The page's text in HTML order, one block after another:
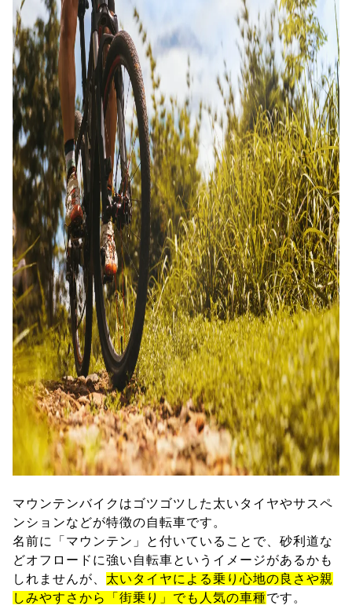
マウンテンバイクはゴツゴツした太いタイヤやサスペ
ンションなどが特徴の自転車です。
名前に「マウンテン」と付いていることで、砂利道な
どオフロードに強い自転車というイメージがあるかも
しれませんが、 太いタイヤによる乗り心地の良さや親
しみやすさから「街乗り」でも人気の車種です。